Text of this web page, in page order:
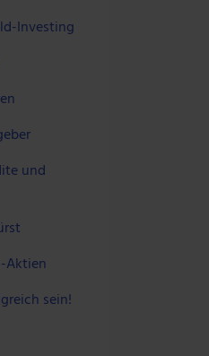
Investing
und
Aktien
sein!